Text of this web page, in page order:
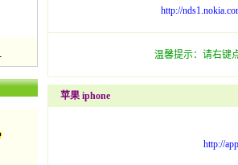
http://
温馨提示：请右键
苹果 iphone
http://